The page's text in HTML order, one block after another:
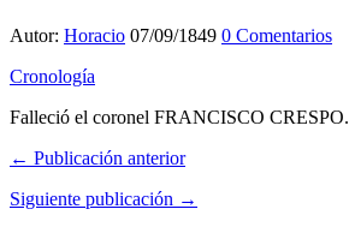
Autor: Horacio 07/09/1849 0 Comentarios
Cronología
Falleció el coronel FRANCISCO CRESPO.
← Publicación anterior
Siguiente publicación →